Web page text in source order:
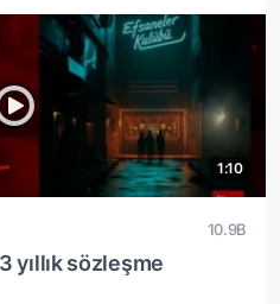
1:10
10.9B
yıllık sözleşme